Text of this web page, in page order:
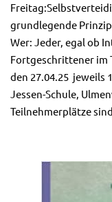
grundlegende Prinzip
Wer: Jeder, egal ob
Fortgeschrittener im
den 27.04.25 jeweils
Jessen-Schule,
Teilnehmerplätze